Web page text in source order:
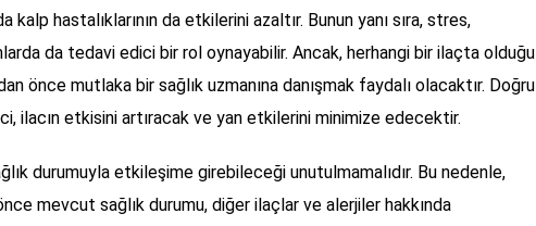
kalp hastalıklarının da etkilerini azaltır. Bunun yanı sıra, stres,
da tedavi edici bir rol oynayabilir. Ancak, herhangi bir ilaçta olduğu
önce mutlaka bir sağlık uzmanına danışmak faydalı olacaktır. Doğru
ilacın etkisini artıracak ve yan etkilerini minimize edecektir.
durumuyla etkileşime girebileceği unutulmamalıdır. Bu nedenle,
mevcut sağlık durumu, diğer ilaçlar ve alerjiler hakkında